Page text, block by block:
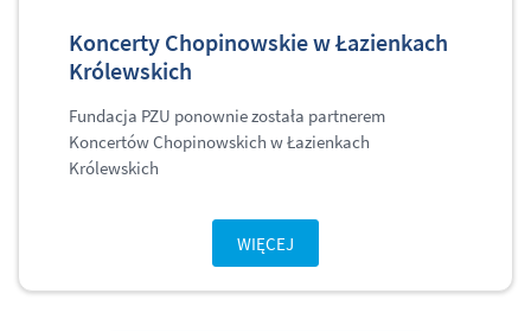
Koncerty Chopinowskie w Łazienkach
Królewskich
Fundacja PZU ponownie została partnerem
Koncertów Chopinowskich w Łazienkach
Królewskich
WIĘCEJ